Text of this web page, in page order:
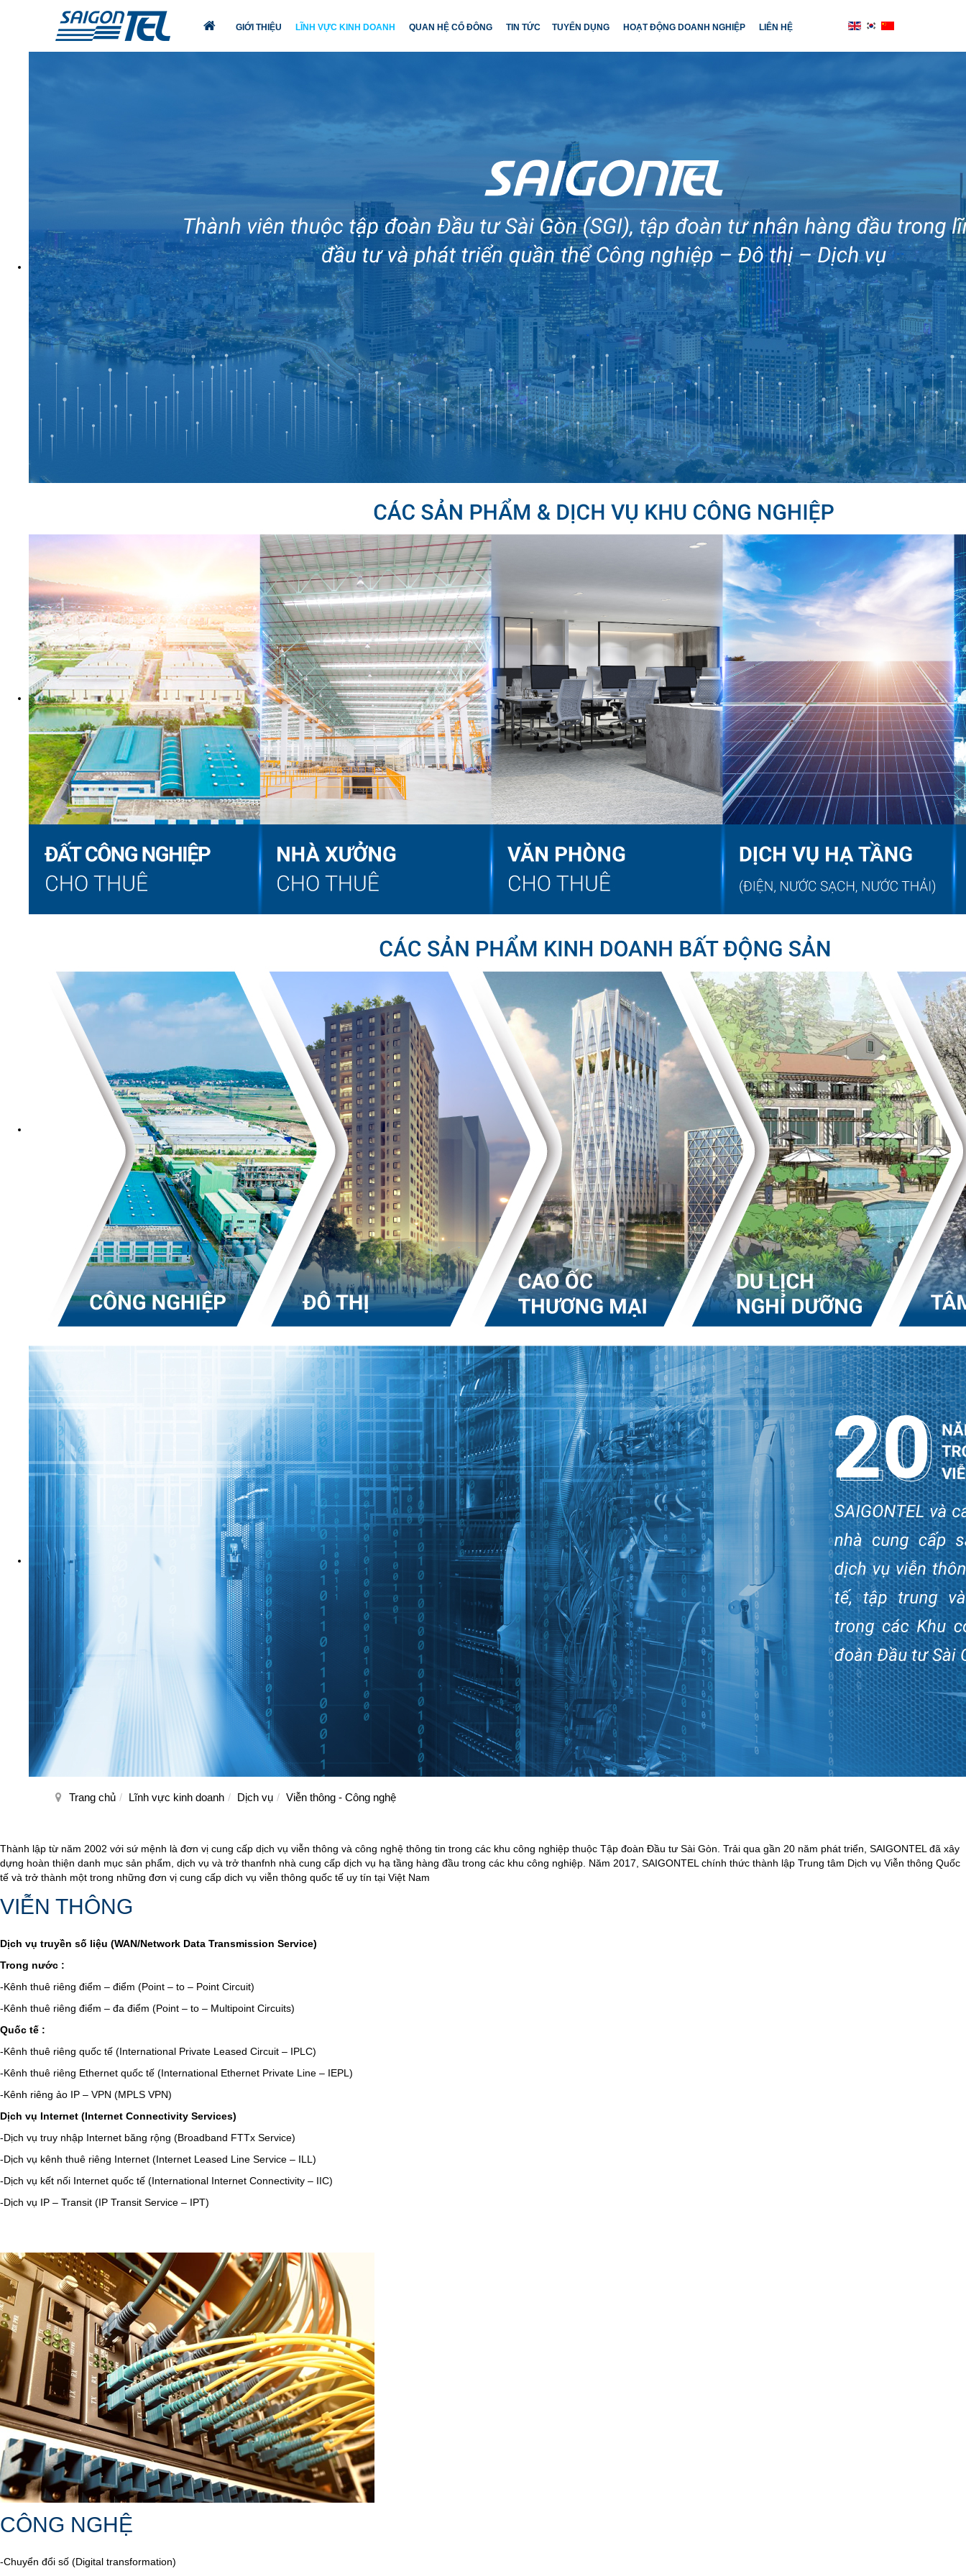
CHỦ
GIỚI THIỆU LĨNH VỰC KINH DOANH QUAN HỆ CỔ ĐÔNG TIN TỨC TUYỂN DỤNG HOẠT ĐỘNG DOANH NGHIỆP LIÊN HỆ
Trang chủ Lĩnh vực kinh doanh Dịch vụ Viễn thông - Công nghệ
Thành lập từ năm 2002 với sứ mệnh là đơn vị cung cấp dịch vụ viễn thông và công nghệ thông tin trong các khu công nghiệp thuộc Tập đoàn Đầu tư Sài Gòn. Trải qua gần 20 năm phát triển, SAIGONTEL đã xây
dựng hoàn thiện danh mục sản phẩm, dịch vụ và trở thanfnh nhà cung cấp dịch vụ hạ tầng hàng đầu trong các khu công nghiệp. Năm 2017, SAIGONTEL chính thức thành lập Trung tâm Dịch vụ Viễn thông Quốc
tế và trở thành một trong những đơn vị cung cấp dich vụ viễn thông quốc tế uy tín tại Việt Nam
VIỄN THÔNG
Dịch vụ truyền số liệu (WAN/Network Data Transmission Service)
Trong nước :
-Kênh thuê riêng điểm – điểm (Point – to – Point Circuit)
-Kênh thuê riêng điểm – đa điểm (Point – to – Multipoint Circuits)
Quốc tế :
-Kênh thuê riêng quốc tế (International Private Leased Circuit – IPLC)
-Kênh thuê riêng Ethernet quốc tế (International Ethernet Private Line – IEPL)
-Kênh riêng ảo IP – VPN (MPLS VPN)
Dịch vụ Internet (Internet Connectivity Services)
-Dịch vụ truy nhập Internet băng rộng (Broadband FTTx Service)
-Dịch vụ kênh thuê riêng Internet (Internet Leased Line Service – ILL)
-Dịch vụ kết nối Internet quốc tế (International Internet Connectivity – IIC)
-Dịch vụ IP – Transit (IP Transit Service – IPT)
CÔNG NGHỆ
-Chuyển đổi số (Digital transformation)